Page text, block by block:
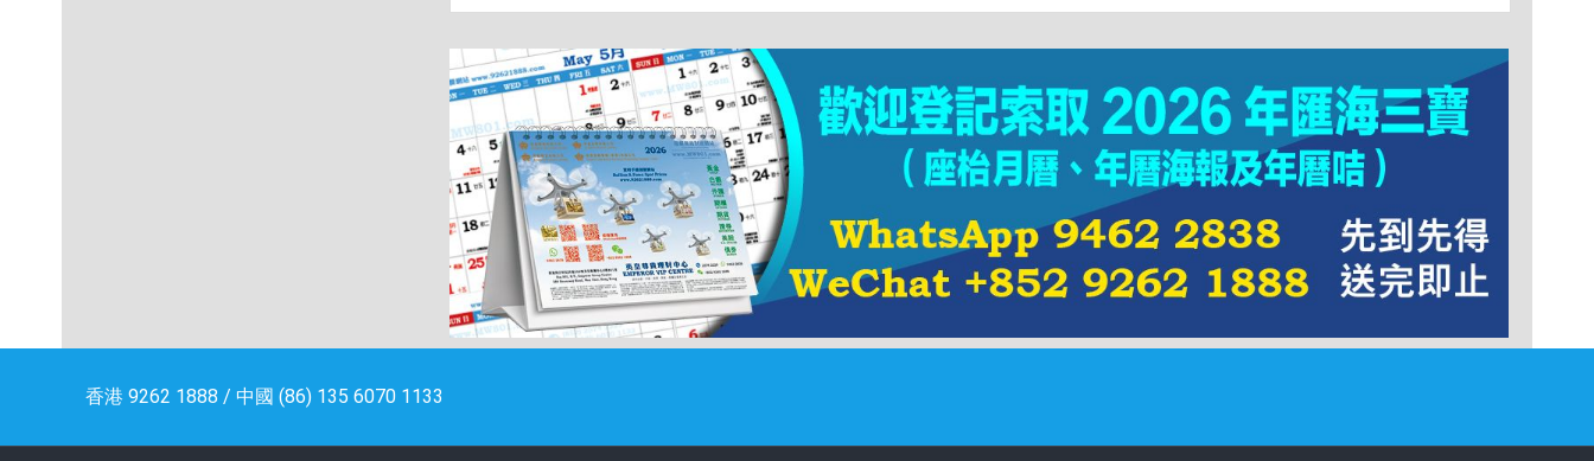
香港 9262 1888 / 中國 (86) 135 6070 1133